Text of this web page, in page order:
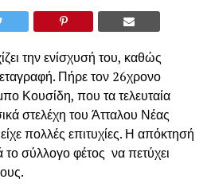
την ενίσχυσή του, καθώς
Πήρε τον 26χρονο
Κουσίδη, που τα τελευταία
στελέχη του Άτταλου Νέας
πολλές επιτυχίες. Η απόκτησή
σύλλογο φέτος να πετύχει